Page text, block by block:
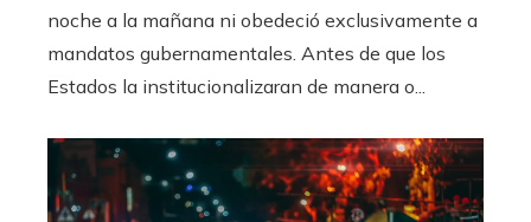
noche a la mañana ni obedeció exclusivamente a
mandatos gubernamentales. Antes de que los
Estados la institucionalizaran de manera o...